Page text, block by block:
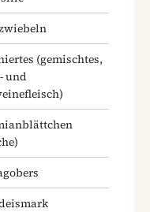
(gemischtes,
und